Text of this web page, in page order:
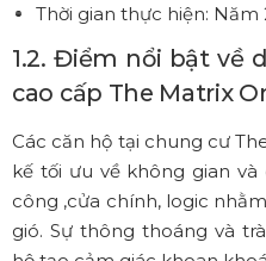
Thời gian thực hiện: Năm
1.2. Điểm nổi bật về
cao cấp The Matrix
Các căn hộ tại chung cư
kế tối ưu về không gian
công ,cửa chính, logic
gió. Sự thông thoáng và